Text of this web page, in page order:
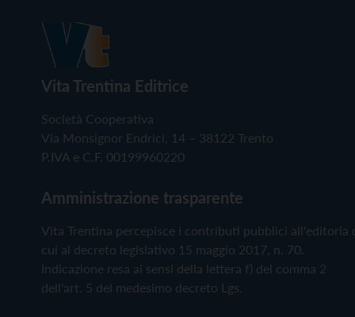
Vita Trentina Editrice
Società Cooperativa
Via Monsignor Endrici, 14 – 38122 Trento
P.IVA e C.F. 00199960220
Amministrazione trasparente
Vita Trentina percepisce i contributi pubblici all'editoria
cui al decreto legislativo 15 maggio 2017, n. 70.
Indicazione resa ai sensi della lettera f) del comma 2
dell'art. 5 del medesimo decreto Lgs.